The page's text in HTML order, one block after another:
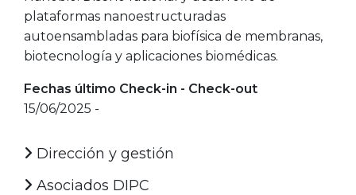
plataformas nanoestructuradas
autoensambladas para biofísica de membranas,
biotecnología y aplicaciones biomédicas.
Fechas último Check-in - Check-out
15/06/2025 -
Dirección y gestión
Asociados DIPC